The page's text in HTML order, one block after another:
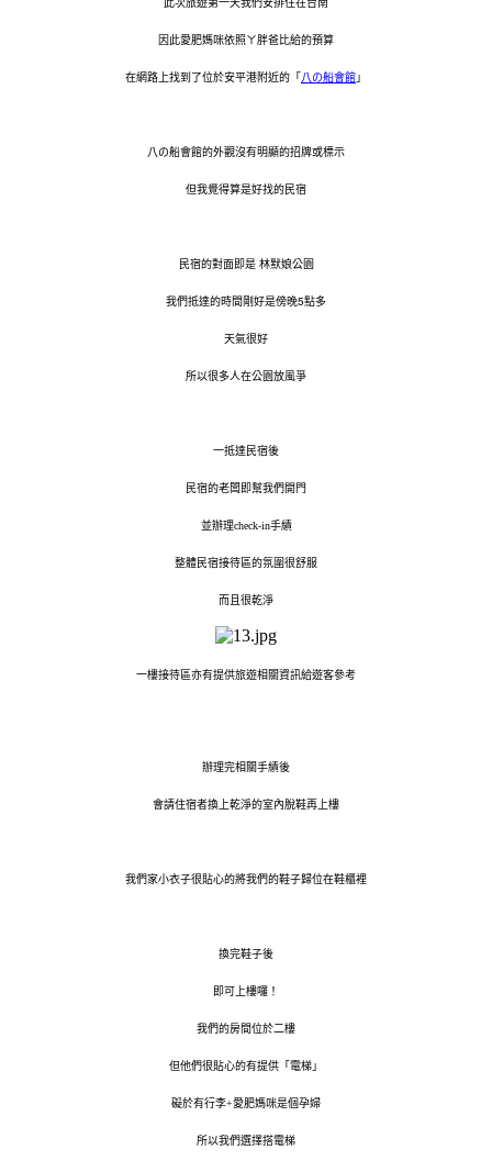
此次旅遊第一天我們安排住在台南
因此愛肥媽咪依照ㄚ胖爸比給的預算
在網路上找到了位於安平港附近的「 八の船會館」
八の船會館的外觀沒有明顯的招牌或標示
但我覺得算是好找的民宿
民宿的對面即是 林默娘公園
我們抵達的時間剛好是傍晚5點多
天氣很好
所以很多人在公園放風爭
一抵達民宿後
民宿的老闆即幫我們開門
並辦理check-in手績
整體民宿接待區的氛圍很舒服
而且很乾淨
一樓接待區亦有提供旅遊相關資訊給遊客參考
辦理完相關手績後
會請住宿者換上乾淨的室內脫鞋再上樓
我們家小衣子很貼心的將我們的鞋子歸位在鞋櫃裡
換完鞋子後
即可上樓囉！
我們的房間位於二樓
但他們很貼心的有提供「電梯」
礙於有行李+愛肥媽咪是個孕婦
所以我們選擇搭電梯